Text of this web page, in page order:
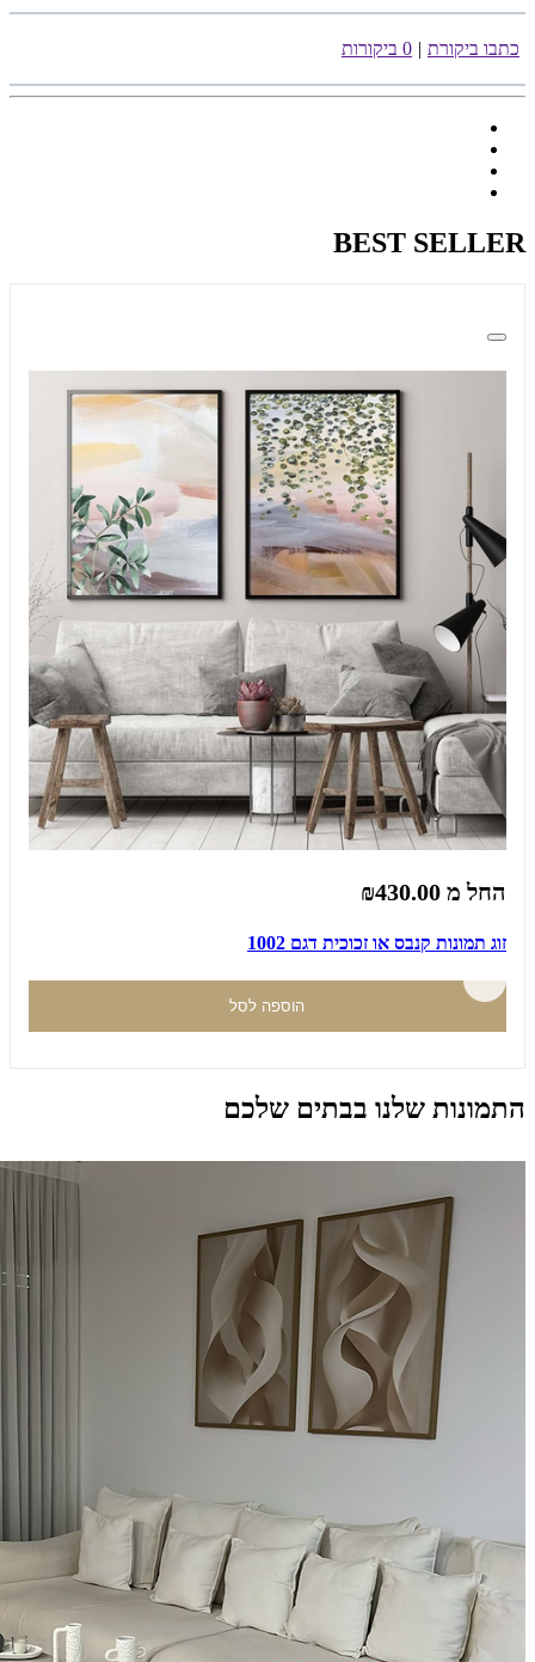
כתבו ביקורת | 0 ביקורות
BEST SELLER
החל מ ₪430.00
זוג תמונות קנבס או זכוכית דגם 1002
הוספה לסל
התמונות שלנו בבתים שלכם